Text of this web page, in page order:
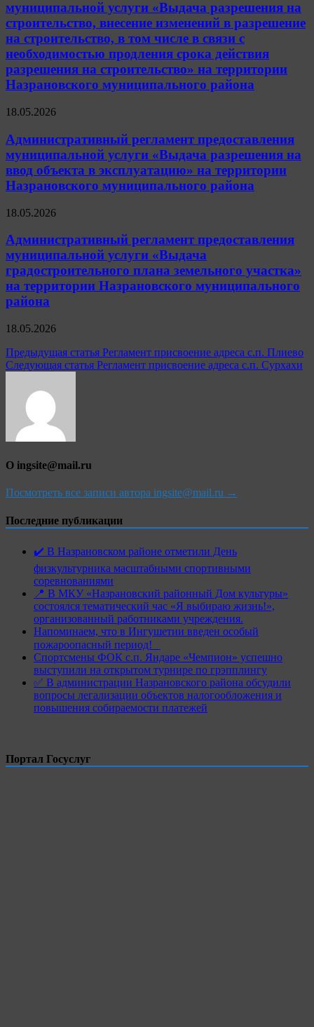
муниципальной услуги «Выдача разрешения на
строительство, внесение изменений в разрешение
на строительство, в том числе в связи с
необходимостью продления срока действия
разрешения на строительство» на территории
Назрановского муниципального района
18.05.2026
Административный регламент предоставления
муниципальной услуги «Выдача разрешения на
ввод объекта в эксплуатацию» на территории
Назрановского муниципального района
18.05.2026
Административный регламент предоставления
муниципальной услуги «Выдача
градостроительного плана земельного участка»
на территории Назрановского муниципального
района
18.05.2026
Навигация
по
записям
Предыдущая статья Регламент присвоение адреса с.п. Плиево
Следующая статья Регламент присвоение адреса с.п. Сурхахи
О ingsite@mail.ru
Посмотреть все записи автора ingsite@mail.ru →
Последние публикации
✔️ В Назрановском районе отметили День
физкультурника масштабными спортивными
соревнованиями
📍 В МКУ «Назрановский районный Дом культуры»
состоялся тематический час «Я выбираю жизнь!»,
организованный работниками учреждения.
Напоминаем, что в Ингушетии введен особый
пожароопасный период!⁣⁣⠀
Спортсмены ФОК с.п. Яндаре «Чемпион» успешно
выступили на открытом турнире по грэпплингу
✅ В администрации Назрановского района обсудили
вопросы легализации объектов налогообложения и
повышения собираемости платежей
Портал Госуслуг